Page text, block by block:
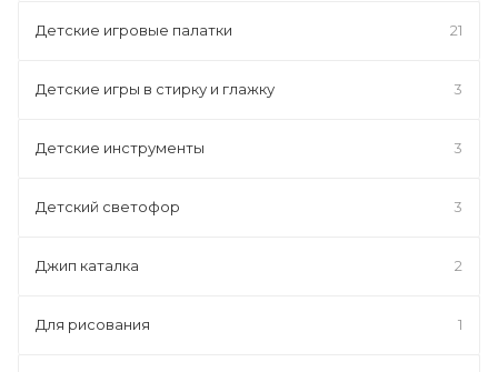
Детские игровые палатки 21
Детские игры в стирку и глажку 3
Детские инструменты 3
Детский светофор 3
Джип каталка 2
Для рисования 1